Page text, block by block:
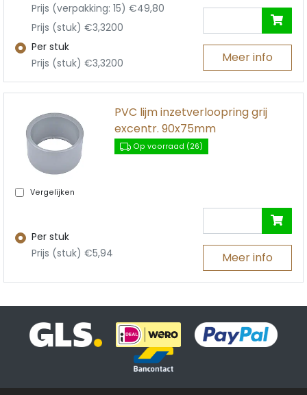
Prijs (verpakking: 15) €49,80
Prijs (stuk) €3,3200
Per stuk
Prijs (stuk) €3,3200
Meer info
Vergelijken
PVC lijm inzetverloopring grij
excentr. 90x75mm
Op voorraad (26)
Per stuk
Prijs (stuk) €5,94
Meer info